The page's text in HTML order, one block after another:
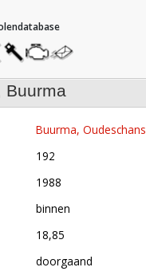
assendatabase
motorendatabase
stuur
een
bericht
Buurma
Buurma, Oudeschans
192
1988
binnen
18,85
doorgaand